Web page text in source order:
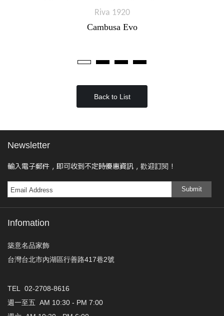
Riva 1920
Cambusa Evo
Back to List
Newsletter
輸入電子郵件，即可收到不定時優惠資訊，歡迎訂閱！
Submit
Infomation
築意名品家飾
台灣台北市內湖區行善路417巷2號
TEL 02-2708-8616
週一至五 AM 10:30 - PM 7:00